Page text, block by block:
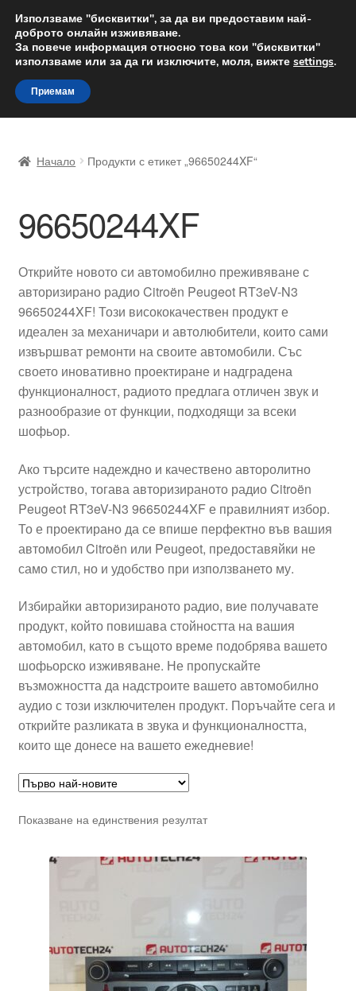
ДОСТАВКА от 12 лв.
Доставка по целия свят
Skip
to
navigation
Skip
to
content
Доставка по целия свят
Жалби
Количка
Контакт
Моята сметка
Плащанията
Политика за поверителност
Правила и условия
Процедура за рекламации
Транспорт
Начало Продукти с етикет „96650244XF“
96650244XF
Открийте новото си автомобилно преживяване с
авторизирано радио Citroën Peugeot RT3eV-N3
96650244XF! Този висококачествен продукт е
идеален за механичари и автолюбители, които сами
извършват ремонти на своите автомобили. Със
своето иновативно проектиране и надградена
функционалност, радиото предлага отличен звук и
разнообразие от функции, подходящи за всеки
шофьор.
Ако търсите надеждно и качествено авторолитно
устройство, тогава авторизираното радио Citroën
Peugeot RT3eV-N3 96650244XF е правилният избор.
То е проектирано да се впише перфектно във вашия
автомобил Citroën или Peugeot, предоставяйки не
само стил, но и удобство при използването му.
Избирайки авторизираното радио, вие получавате
продукт, който повишава стойността на вашия
автомобил, като в същото време подобрява вашето
шофьорско изживяване. Не пропускайте
възможността да надстроите вашето автомобилно
аудио с този изключителен продукт. Поръчайте сега и
открийте разликата в звука и функционалността,
които ще донесе на вашето ежедневие!
Показване на единствения резултат
Използваме "бисквитки", за да ви предоставим най-
доброто онлайн изживяване.
За повече информация относно това кои "бисквитки"
използваме или за да ги изключите, моля, вижте settings.
Приемам